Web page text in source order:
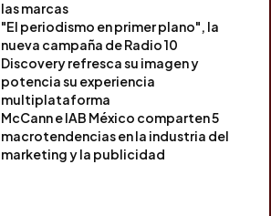
las marcas
"El periodismo en primer plano", la
nueva campaña de Radio 10
Discovery refresca su imagen y
potencia su experiencia
multiplataforma
McCann e IAB México comparten 5
macrotendencias en la industria del
marketing y la publicidad